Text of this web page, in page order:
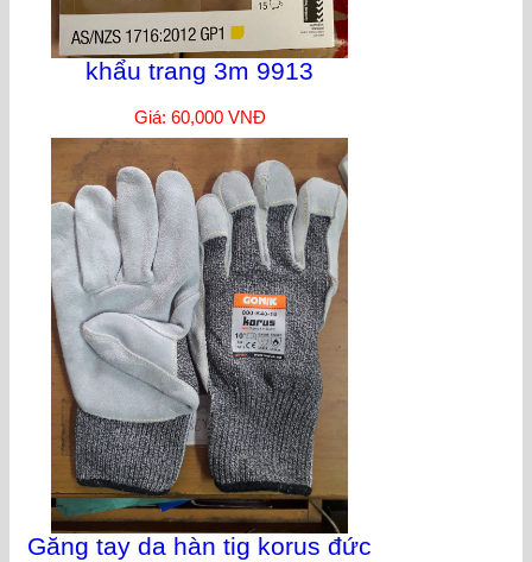
khẩu trang 3m 9913
Giá: 60,000 VNĐ
Găng tay da hàn tig korus đức